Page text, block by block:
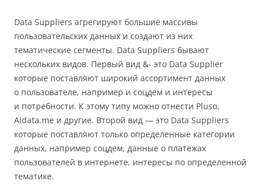
Data Suppliers агрегируют большие массивы
пользовательских данных и создают из них
тематические сегменты. Data Suppliers бывают
нескольких видов. Первый вид &‐ это Data Supplier
которые поставляют широкий ассортимент данных
о пользователе, например и соцдем и интересы
и потребности. К этому типу можно отнести Pluso,
Aidata.me и другие. Второй вид — это Data Suppliers
которые поставляют только определенные категории
данных, например соцдем, данные о платежах
пользователей в интернете, интересы по определенной
тематике.